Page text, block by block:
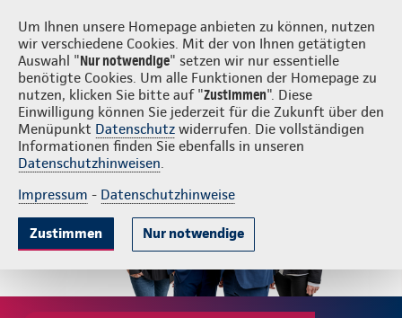
Um Ihnen unsere Homepage anbieten zu können, nutzen
wir verschiedene Cookies. Mit der von Ihnen getätigten
Auswahl "Nur notwendige" setzen wir nur essentielle
benötigte Cookies. Um alle Funktionen der Homepage zu
nutzen, klicken Sie bitte auf "Zustimmen". Diese
Einwilligung können Sie jederzeit für die Zukunft über den
Menüpunkt Datenschutz widerrufen. Die vollständigen
Informationen finden Sie ebenfalls in unseren
Datenschutzhinweisen.
Impressum - Datenschutzhinweise
Zustimmen Nur notwendige
Eulgem Versicherungsservice GbR Login
Gute Gründe Tarife & Leistungen Wissenswertes